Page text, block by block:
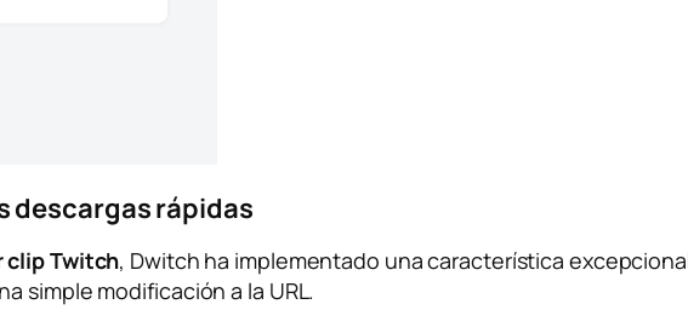
descargas rápidas
clip Twitch, Dwitch ha implementado una característica
simple modificación a la URL.